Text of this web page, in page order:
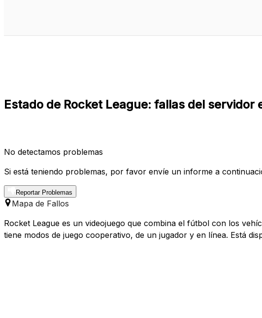
Estado de Rocket League: fallas del servidor
No detectamos problemas
Si está teniendo problemas, por favor envíe un informe a
Reportar Problemas
Mapa de Fallos
Rocket League es un videojuego que combina el fútbol con los
tiene modos de juego cooperativo, de un jugador y en línea. Está